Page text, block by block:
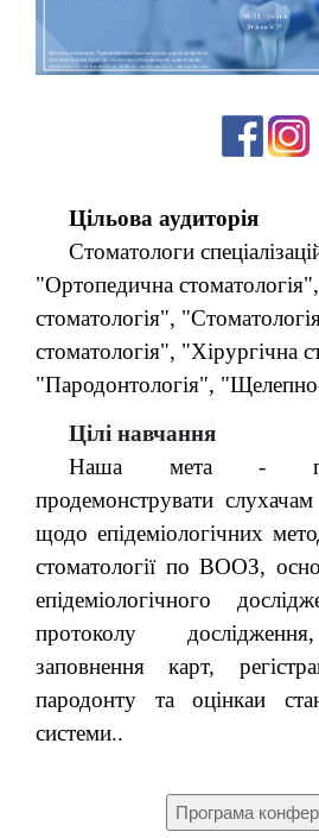
Цільова аудиторія
Стоматологи
"Ортопедична
стоматологія",
стоматологія", "Хірургічна
"Пародонтологія",
Цілі навчання
Наша мета -
продемонструвати
щодо епідеміологічних
стоматології по ВООЗ,
епідеміологічного
протоколу
заповнення карт,
пародонту та оцінкаи
системи..
Програма